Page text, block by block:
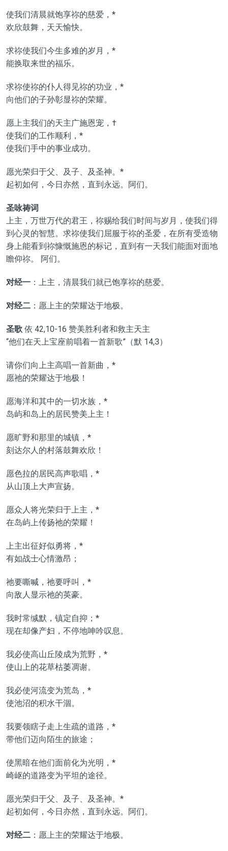
使我们清晨就饱享祢的慈爱，*
欢欣鼓舞，天天愉快。
求祢使我们今生多难的岁月，*
能换取来世的福乐。
求祢使祢的仆人得见祢的功业，*
向他们的子孙彰显祢的荣耀。
愿上主我们的天主广施恩宠，†
使我们的工作顺利，*
使我们手中的事业成功。
愿光荣归于父、及子、及圣神。*
起初如何，今日亦然，直到永远。阿们。
圣咏祷词
上主，万世万代的君王，祢赐给我们时间与岁月，使我们得
到心灵的智慧。求祢使我们屈服于祢的圣爱，在所有受造物
身上能看到祢慷慨施恩的标记，直到有一天我们能面对面地
瞻仰祢。 阿们。
对经一：上主，清晨我们就已饱享祢的慈爱。
对经二：愿上主的荣耀达于地极。
圣歌依 42,10-16 赞美胜利者和救主天主
“他们在天上宝座前唱着一首新歌”（默 14,3）
请你们向上主高唱一首新曲，*
愿祂的荣耀达于地极！
愿海洋和其中的一切水族，*
岛屿和岛上的居民赞美上主！
愿旷野和那里的城镇，*
刻达尔人的村落鼓舞欢欣！
愿色拉的居民高声歌唱，*
从山顶上大声宣扬。
愿众人将光荣归于上主，*
在岛屿上传扬祂的荣耀！
上主出征好似勇将，*
有如战士心情激昂；
祂要嘶喊，祂要呼叫，*
向敌人显示祂的英豪。
我时常缄默，镇定自抑；*
现在却像产妇，不停地呻吟叹息。
我必使高山丘陵成为荒野，*
使山上的花草枯萎凋谢。
我必使河流变为荒岛，*
使池沼的积水干涸。
我要领瞎子走上生疏的道路，*
带他们迈向陌生的旅途；
使黑暗在他们面前化为光明，*
崎岖的道路变为平坦的途径。
愿光荣归于父、及子、及圣神。*
起初如何，今日亦然，直到永远。阿们。
对经二：愿上主的荣耀达于地极。